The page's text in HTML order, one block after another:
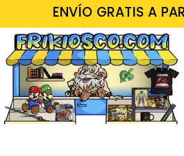
ENVÍO GRATIS A